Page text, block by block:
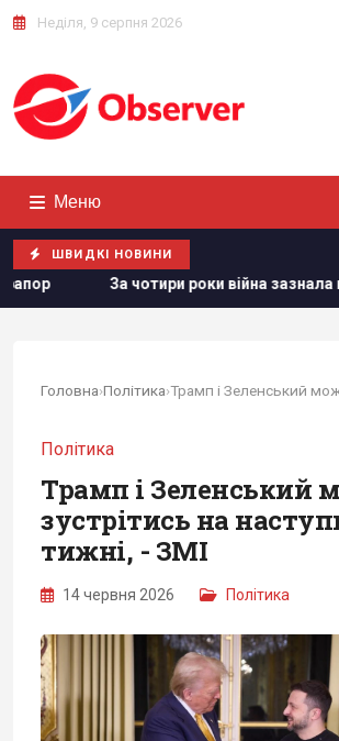
Неділя, 9 серпня 2026
Меню
ШВИДКІ НОВИНИ
війна зазнала ключової зміни, що дуже
Головна›Політика›
Політика
Трамп і Зеленський
зустрітись на
тижні, - ЗМІ
14 червня 2026 Політика